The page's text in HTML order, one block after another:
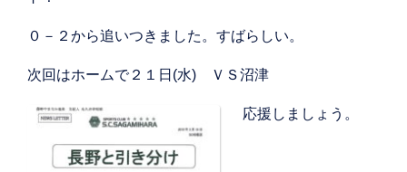
０－２から追いつきました。すばらしい。
次回はホームで２１日(水) ＶＳ沼津
応援しましょう。